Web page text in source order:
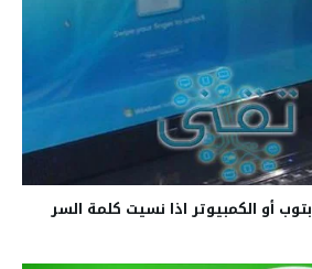
أو الكمبيوتر اذا نسيت كلمة السر